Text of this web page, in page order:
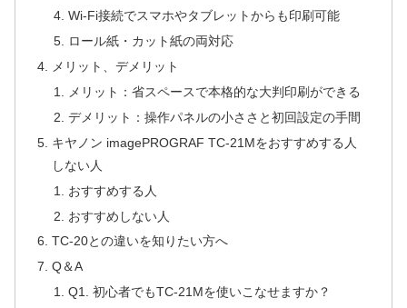
Wi-Fi接続でスマホやタブレットからも印刷可能
ロール紙・カット紙の両対応
メリット、デメリット
メリット：省スペースで本格的な大判印刷ができる
デメリット：操作パネルの小ささと初回設定の手間
キヤノン imagePROGRAF TC-21Mをおすすめする人
しない人
おすすめする人
おすすめしない人
TC-20との違いを知りたい方へ
Q＆A
Q1. 初心者でもTC-21Mを使いこなせますか？